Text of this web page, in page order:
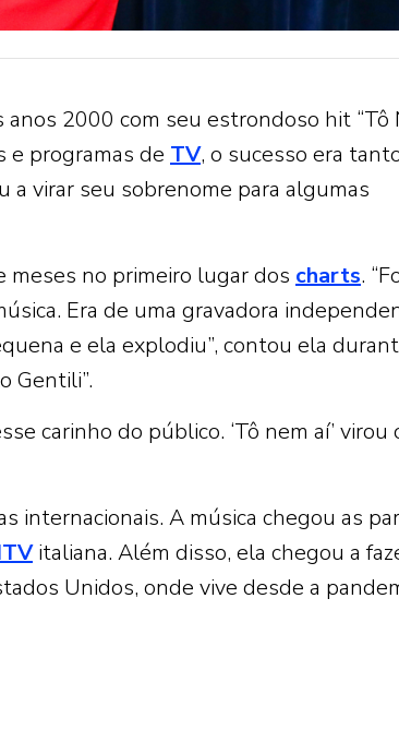
2000 com seu estrondoso hit “Tô
e programas de TV, o sucesso era
a virar seu sobrenome para algumas
no primeiro lugar dos charts.
Era de uma gravadora
e ela explodiu”, contou ela
Gentili”.
carinho do público. ‘Tô nem aí’ virou
internacionais. A música chegou as
italiana. Além disso, ela chegou a
Unidos, onde vive desde a